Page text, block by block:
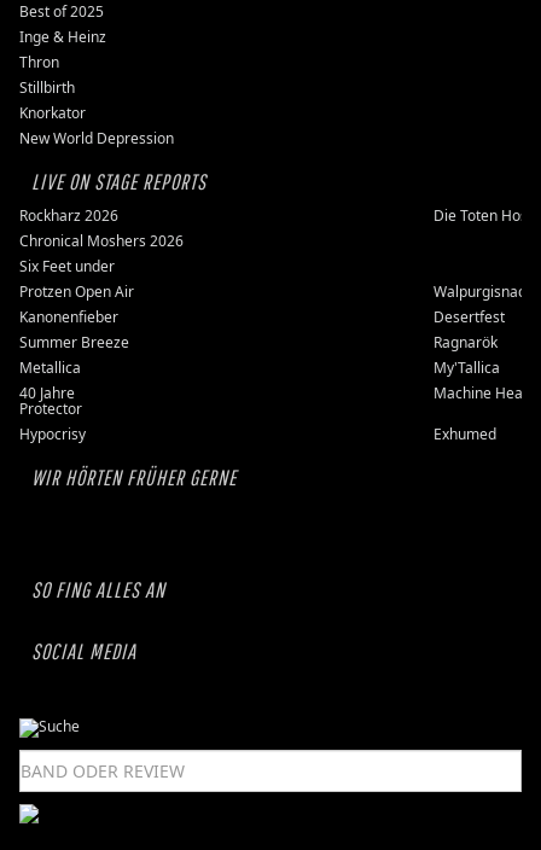
Best of 2025
Inge & Heinz
Thron
Stillbirth
Knorkator
New World Depression
LIVE ON STAGE REPORTS
Rockharz 2026
Die Toten
Chronical Moshers 2026
Six Feet under
Protzen Open Air
Walpurgisnacht
Kanonenfieber
Desertfest
Summer Breeze
Ragnarök
Metallica
My'Tallica
40 Jahre
Protector
Machine Head
Hypocrisy
Exhumed
WIR HÖRTEN FRÜHER GERNE
SO FING ALLES AN
SOCIAL MEDIA